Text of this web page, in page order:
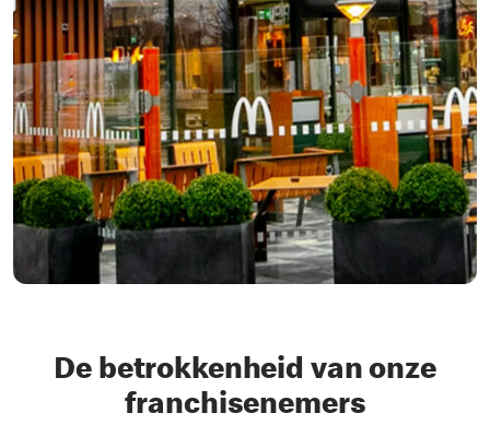
De betrokkenheid van onze
franchisenemers